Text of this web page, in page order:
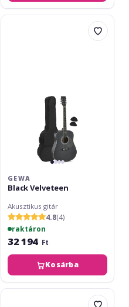
Gewa
GEWA
Black Velveteen
Akusztikus gitár
4.8(4)
raktáron
32 194 Ft
Kosárba
Ortega